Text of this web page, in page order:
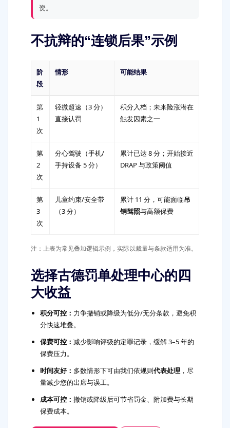
资。
不抗辩的“连锁后果”示例
阶
段
情形 可能结果
第
1
次
轻微超速（3 分）
直接认罚
积分入档；未来险涨潜在
触发因素之一
第
2
次
分心驾驶（手机/
手持设备 5 分）
累计已达 8 分；开始接近
DRAP 与政策阈值
第
3
次
儿童约束/安全带
（3 分）
累计 11 分，可能面临吊
销驾照与高额保费
注：上表为常见叠加逻辑示例，实际以裁量与条款适用为准。
选择古德罚单处理中心的四
大收益
积分可控： 力争撤销或降级为低分/无分条款，避免积
分快速堆叠。
保费可控： 减少影响评级的定罪记录，缓解 3–5 年的
保费压力。
时间友好： 多数情形下可由我们依规则代表处理，尽
量减少您的出席与误工。
成本可控： 撤销或降级后可节省罚金、附加费与长期
保费成本。